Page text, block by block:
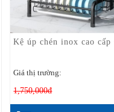
Kệ úp chén inox cao cấp
Giá thị trường:
1,750,000đ